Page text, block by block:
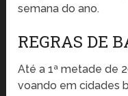
semana do ano.
REGRAS DE
Até a 1ª metade de
voando em cidades